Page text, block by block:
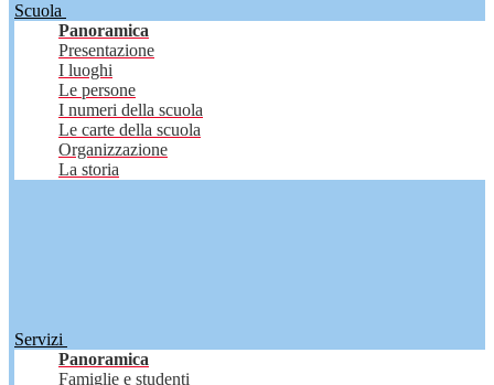
Scuola
Panoramica
Presentazione
I luoghi
Le persone
I numeri della scuola
Le carte della scuola
Organizzazione
La storia
Servizi
Panoramica
Famiglie e studenti